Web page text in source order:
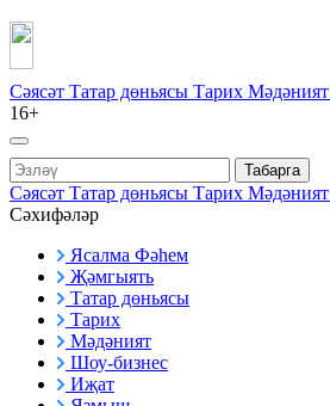
Сәясәт Татар дөньясы Тарих Мәдәният
16+
Табарга
Сәясәт Татар дөньясы Тарих Мәдәният
Сәхифәләр
Ясалма Фәһем
Җәмгыять
Татар дөньясы
Тарих
Мәдәният
Шоу-бизнес
Иҗат